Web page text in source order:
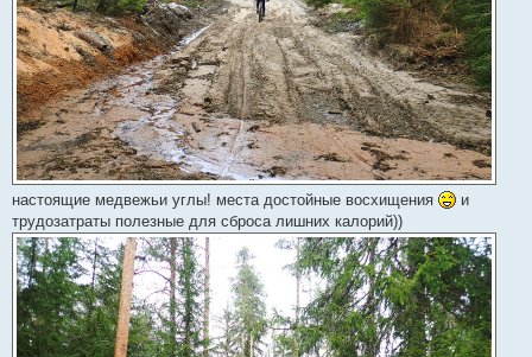
настоящие медвежьи углы! места достойные восхищения
и
трудозатраты полезные для сброса лишних калорий))